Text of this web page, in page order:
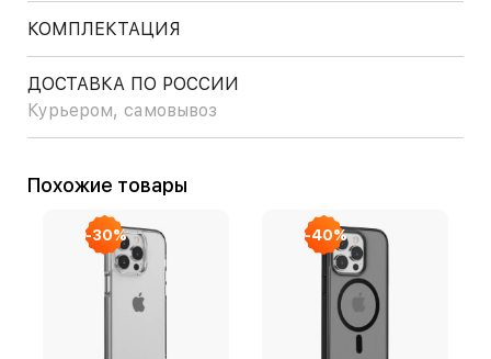
КОМПЛЕКТАЦИЯ
ДОСТАВКА ПО РОССИИ
Курьером, самовывоз
Похожие товары
-30% -40%